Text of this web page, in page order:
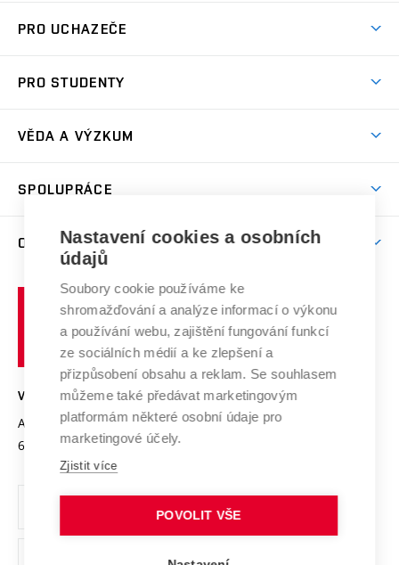
Koleje
Sport na VUT
Brno
PRO UCHAZEČE
Dny otevřených dveří
Celoživotní vzdělávání
E-přihláška
PRO STUDENTY
Harmonogram akademického roku
Závěrečné práce
Doktorské studium
Zpracování osobních údajů studentů
Sociální bezpečí
Studium bez bariér
Podpora podnikání
VĚDA A VÝZKUM
Mezinárodní vědecká rada
Systém zajišťování kvality výzkumu
Výzkumné infrastruktury
Transfer znalostí
Open Science
Projekty
Projekty ze strukturálních fondů
Specifický výzkum
SPOLUPRÁCE
Zahraniční spolupráce
Spolupráce se školami
Služby univerzity
Mezinárodní dohody
Univerzitní sítě
O UNIVERZITĚ
Profil univerzity
Udržitelná univerzita
Podnikavá univerzita / ContriBUTe
Bezpečná univerzita
Vyznamenání
Organizační struktura
Ochrana osobních údajů
učení
technické
VYSOKÉ UČENÍ TECHNICKÉ V BRNĚ
Antonínská 548/1
602 00 Brno
www.vut.cz
vut@vutbr.cz
Nastavení cookies a osobních
údajů
Soubory cookie používáme ke
shromažďování a analýze informací o výkonu
a používání webu, zajištění fungování funkcí
ze sociálních médií a ke zlepšení a
přizpůsobení obsahu a reklam. Se souhlasem
můžeme také předávat marketingovým
platformám některé osobní údaje pro
marketingové účely.
Zjistit více
POVOLIT VŠE